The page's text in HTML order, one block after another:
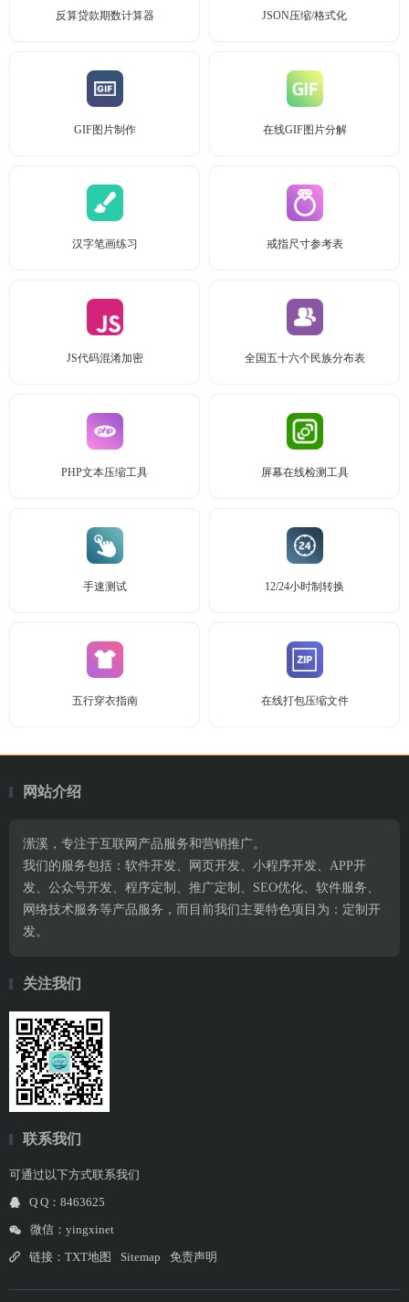
反算贷款期数计算器 JSON压缩/格式化
GIF图片制作 在线GIF图片分解
汉字笔画练习 戒指尺寸参考表
JS代码混淆加密 全国五十六个民族分布表
PHP文本压缩工具 屏幕在线检测工具
手速测试 12/24小时制转换
五行穿衣指南 在线打包压缩文件
网站介绍
潆溪，专注于互联网产品服务和营销推广。
我们的服务包括：软件开发、网页开发、小程序开发、APP开
发、公众号开发、程序定制、推广定制、SEO优化、软件服务、
网络技术服务等产品服务，而目前我们主要特色项目为：定制开
发。
关注我们
联系我们
可通过以下方式联系我们
Q Q：8463625
微信：yingxinet
链接： TXT地图 Sitemap 免责声明